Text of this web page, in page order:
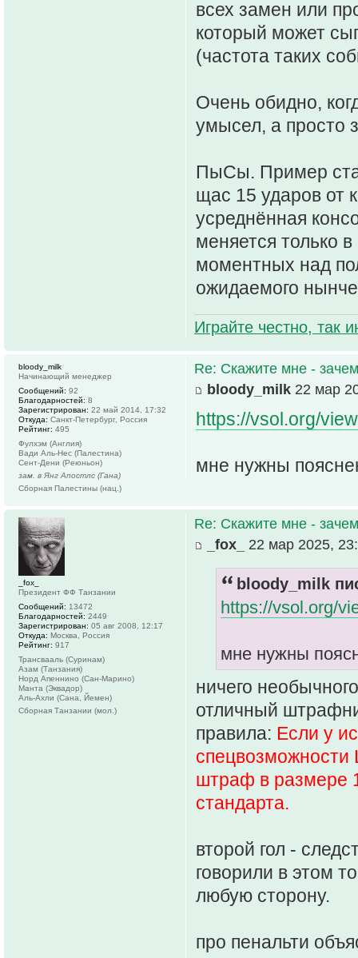
всех замен или
который может
(частота таких
Очень обидно,
умысел, а просто
ПыСы. Пример
щас 15 ударов от
усреднённая
меняется только
моментных над
ожидаемого
Играйте честно, так
Re: Скажите мне -
bloody_milk 22 мар
https://vsol.org/
мне нужны
bloody_milk
Начинающий менеджер
Сообщений: 92
Благодарностей: 8
Зарегистрирован: 22 май 2014, 17:32
Откуда: Санкт-Петербург, Россия
Рейтинг: 495
Фулхэм (Англия)
Вади Аль-Нес (Палестина)
Сент-Дени (Реюньон)
зам. в Янг Апостлс (Гана)
Сборная Палестины (нац.)
Re: Скажите мне -
_fox_
22 мар 2025,
bloody_milk
https://vsol.org/
мне нужны
ничего
отличный
правила: Если у
спецвозможности
штраф в размере
стандарта.
второй гол -
говорили в этом
любую сторону.
про пенальти
_fox_
Президент ФФ Танзании
Сообщений: 13472
Благодарностей: 2449
Зарегистрирован: 05 авг 2008, 12:17
Откуда: Москва, Россия
Рейтинг: 917
Трансвааль (Суринам)
Азам (Танзания)
Норд Апеннино (Сан-Марино)
Манта (Эквадор)
Аль-Ахли (Сана, Йемен)
Сборная Танзании (мол.)